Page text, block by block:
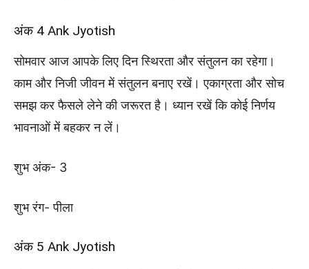
अंक 4 Ank Jyotish
सोमवार आज आपके लिए दिन स्थिरता और संतुलन का रहेगा।
काम और निजी जीवन में संतुलन बनाए रखें। एकाग्रता और सोच
समझ कर फैसले लेने की जरूरत है। ध्यान रखें कि कोई निर्णय
भावनाओं में बहकर न लें।
शुभ अंक- 3
शुभ रंग- पीला
अंक 5 Ank Jyotish